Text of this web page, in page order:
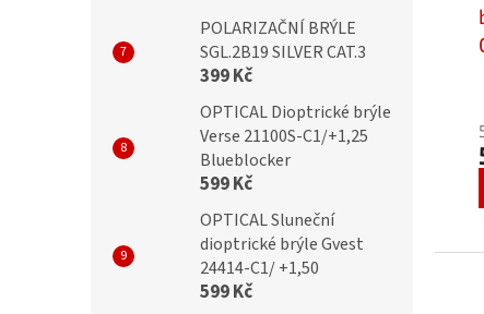
POLARIZAČNÍ BRÝLE
SGL.2B19 SILVER CAT.3
399 Kč
OPTICAL Dioptrické brýle
Verse 21100S-C1/+1,25
Blueblocker
599 Kč
OPTICAL Sluneční
dioptrické brýle Gvest
24414-C1/ +1,50
599 Kč